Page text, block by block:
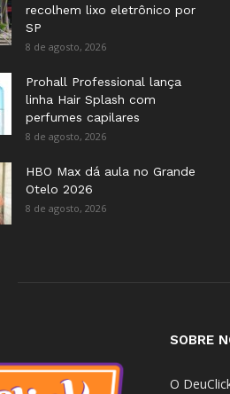
recolhem lixo eletrônico por
SP
8 de agosto, 2026
Prohall Professional lança
linha Hair Splash com
perfumes capilares
8 de agosto, 2026
HBO Max dá aula no Grande
Otelo 2026
8 de agosto, 2026
SOBRE
O